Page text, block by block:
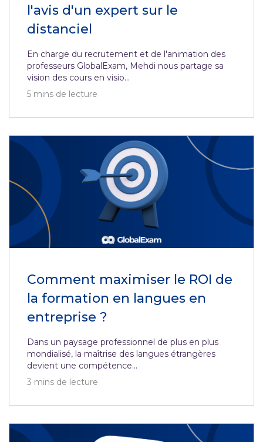
l'avis d'un expert sur le
distanciel
En charge du recrutement et de l'animation des
professeurs GlobalExam, Mehdi nous partage sa
vision des cours en visio...
5 mins de lecture
Comment maximiser le ROI de
la formation en langues en
entreprise ?
Dans un paysage professionnel de plus en plus
mondialisé, la maîtrise des langues étrangères
devient une compétence...
3 mins de lecture